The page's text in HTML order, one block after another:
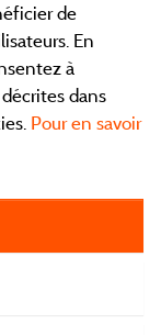
fiches de nos
dans leVercors
station...
camping pour
pied d'un lac,
sous la
Choisissez vos
de
En
à
dans
Pour en savoir